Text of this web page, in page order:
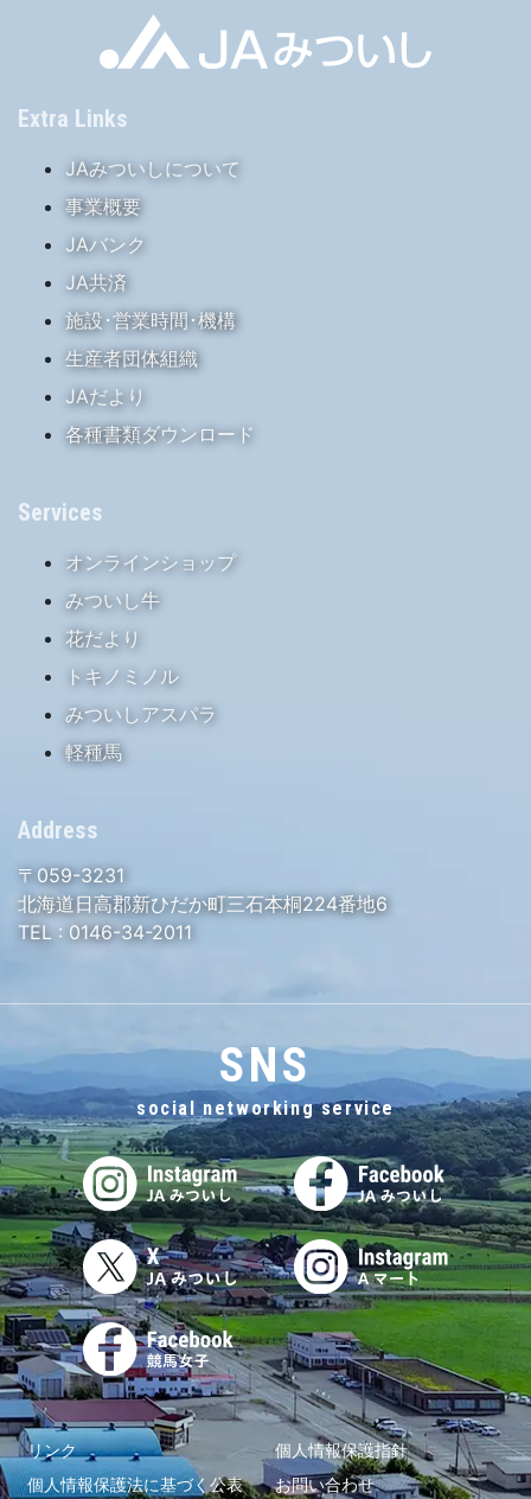
Extra Links
JAみついしについて
事業概要
JAバンク
JA共済
施設･営業時間･機構
生産者団体組織
JAだより
各種書類ダウンロード
Services
オンラインショップ
みついし牛
花だより
トキノミノル
みついしアスパラ
軽種馬
Address
〒059-3231
北海道日高郡新ひだか町三石本桐224番地6
TEL : 0146-34-2011
SNS
social networking service
リンク
個人情報保護指針
個人情報保護法に基づく公表
お問い合わせ